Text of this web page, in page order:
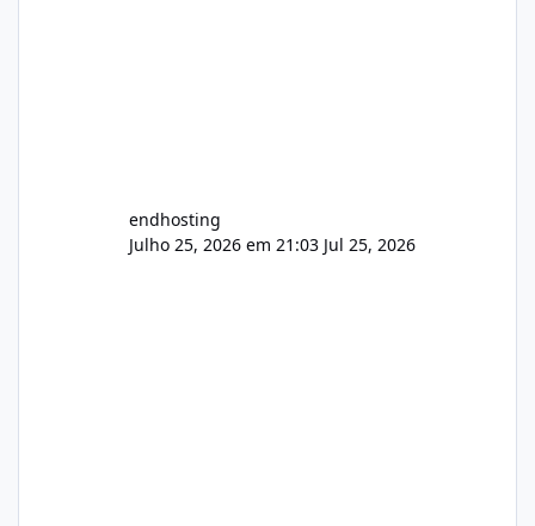
endhosting
Julho 25, 2026 em 21:03 Jul 25, 2026